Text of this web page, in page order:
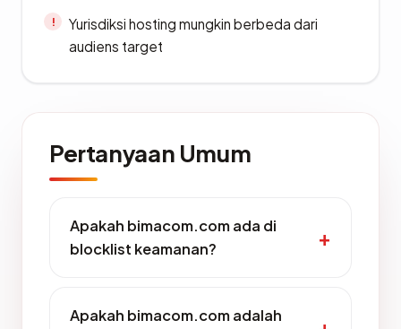
Yurisdiksi hosting mungkin berbeda dari
audiens target
Pertanyaan Umum
Apakah bimacom.com ada di
blocklist keamanan?
Apakah bimacom.com adalah